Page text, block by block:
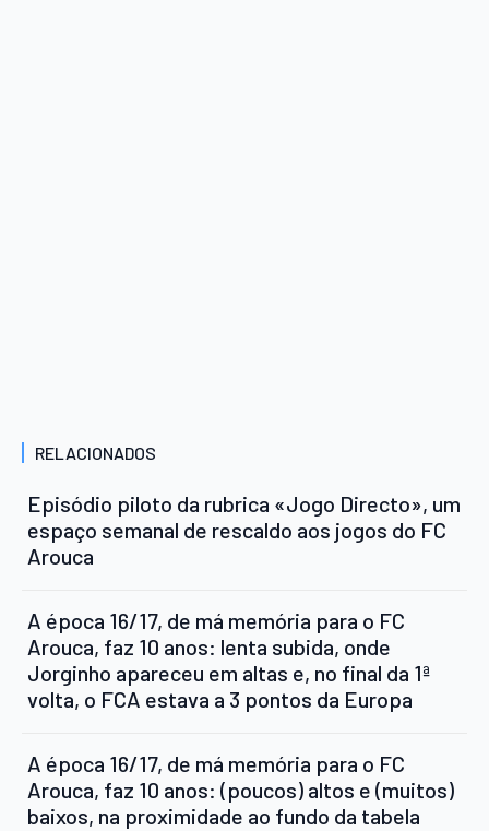
RELACIONADOS
Episódio piloto da rubrica «Jogo Directo», um
espaço semanal de rescaldo aos jogos do FC
Arouca
A época 16/17, de má memória para o FC
Arouca, faz 10 anos: lenta subida, onde
Jorginho apareceu em altas e, no final da 1ª
volta, o FCA estava a 3 pontos da Europa
A época 16/17, de má memória para o FC
Arouca, faz 10 anos: (poucos) altos e (muitos)
baixos, na proximidade ao fundo da tabela